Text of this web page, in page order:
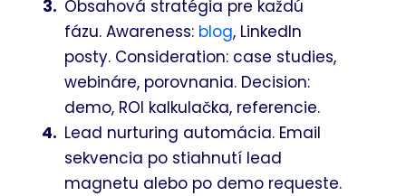
Obsahová stratégia pre každú
fázu. Awareness: blog, LinkedIn
posty. Consideration: case studies,
webináre, porovnania. Decision:
demo, ROI kalkulačka, referencie.
Lead nurturing automácia. Email
sekvencia po stiahnutí lead
magnetu alebo po demo requeste.